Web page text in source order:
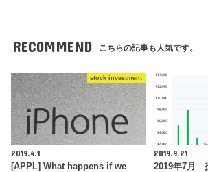
RECOMMEND こちらの記事も人気です。
stock investment
2019.4.1
[APPL] What happens if we
2019.9.21
2019年7月